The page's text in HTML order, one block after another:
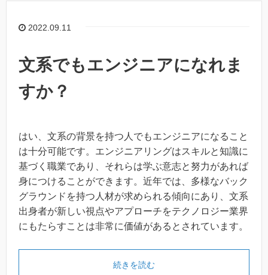
2022.09.11
文系でもエンジニアになれま
すか？
はい、文系の背景を持つ人でもエンジニアになること
は十分可能です。エンジニアリングはスキルと知識に
基づく職業であり、それらは学ぶ意志と努力があれば
身につけることができます。近年では、多様なバック
グラウンドを持つ人材が求められる傾向にあり、文系
出身者が新しい視点やアプローチをテクノロジー業界
にもたらすことは非常に価値があるとされています。
続きを読む